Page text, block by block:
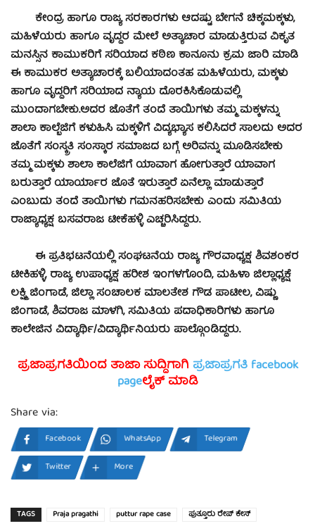
ಕೇಂದ್ರ ಹಾಗೂ ರಾಜ್ಯ ಸರಕಾರಗಳು ಆದಷ್ಟು ಬೇಗನೆ ಚಿಕ್ಕಮಕ್ಕಳು,
ಮಹಿಳೆಯರು ಹಾಗೂ ವೃದ್ಧರ ಮೇಲೆ ಅತ್ಯಾಚಾರ ಮಾಡುತ್ತಿರುವ ವಿಕೃತ
ಮನಸ್ಸಿನ ಕಾಮುಕರಿಗೆ ಸರಿಯಾದ ಕಠಿಣ ಕಾನೂನು ಕ್ರಮ ಜಾರಿ ಮಾಡಿ
ಈ ಕಾಮುಕರ ಅತ್ಯಾಚಾರಕ್ಕೆ ಬಲಿಯಾದಂತಹ ಮಹಿಳೆಯರು, ಮಕ್ಕಳು
ಹಾಗೂ ವೃದ್ಧರಿಗೆ ಸರಿಯಾದ ನ್ಯಾಯ ದೊರಕಿಸಿಕೊಡುವಲ್ಲಿ
ಮುಂದಾಗಬೇಕು.ಅದರ ಜೊತೆಗೆ ತಂದೆ ತಾಯಿಗಳು ತಮ್ಮ ಮಕ್ಕಳನ್ನು
ಶಾಲಾ ಕಾಲ್ಭೆಜಿಗೆ ಕಳುಹಿಸಿ ಮಕ್ಕಳಿಗೆ ವಿದ್ಯಭ್ಯಾಸ ಕಲಿಸಿದರೆ ಸಾಲದು ಅದರ
ಜೊತೆಗೆ ಸಂಸ್ಕ್ರತಿ ಸಂಸ್ಕಾರ ಸಮಾಜದ ಬಗ್ಗೆ ಅರಿವನ್ನು ಮೂಡಿಸಬೇಕು
ತಮ್ಮ ಮಕ್ಕಳು ಶಾಲಾ ಕಾಲೆಜಿಗೆ ಯಾವಾಗ ಹೋಗುತ್ತಾರೆ ಯಾವಾಗ
ಬರುತ್ತಾರೆ ಯಾರ್ಯಾರ ಜೊತೆ ಇರುತ್ತಾರೆ ಏನೆಲ್ಲಾ ಮಾಡುತ್ತಾರೆ
ಎಂಬುದು ತಂದೆ ತಾಯಿಗಳು ಗಮನಹರಿಸಬೇಕು ಎಂದು ಸಮಿತಿಯ
ರಾಜ್ಯಾಧ್ಯಕ್ಷ ಬಸವರಾಜ ಟೀಕೆಹಳ್ಳಿ ಎಚ್ಚರಿಸಿದ್ದರು.
ಈ ಪ್ರತಿಭಟನೆಯಲ್ಲಿ ಸಂಘಟನೆಯ ರಾಜ್ಯ ಗೌರವಾಧ್ಯಕ್ಷ ಶಿವಶಂಕರ
ಟೀಕಿಹಳ್ಳಿ, ರಾಜ್ಯ ಉಪಾಧ್ಯಕ್ಷ ಹರೀಶ ಇಂಗಳಗೊಂದಿ, ಮಹಿಳಾ ಜಿಲ್ಲಾಧ್ಯಕ್ಷೆ
ಲಕ್ಷ್ಮಿ ಜಿಂಗಾಡೆ, ಜಿಲ್ಲಾ ಸಂಚಾಲಕ ಮಾಲತೇಶ ಗೌಡ ಪಾಟೀಲ, ವಿಷ್ಣು
ಜಿಂಗಾಡೆ, ಶಿವರಾಜ ಮಾಳಗಿ, ಸಮಿತಿಯ ಪದಾಧಿಕಾರಿಗಳು ಹಾಗೂ
ಕಾಲೇಜಿನ ವಿದ್ಯಾರ್ಥಿ/ವಿದ್ಯಾರ್ಥಿನಿಯರು ಪಾಲ್ಗೊಂಡಿದ್ದರು.
ಪ್ರಜಾಪ್ರಗತಿಯಿಂದ ತಾಜಾ ಸುದ್ದಿಗಾಗಿ ಪ್ರಜಾಪ್ರಗತಿ facebook
pageಲೈಕ್ ಮಾಡಿ
Share via:
Facebook WhatsApp
Telegram
Twitter
More
TAGS Praja pragathi puttur rape case
ಪುತ್ತೂರು ರೇಪ್ ಕೇಸ್